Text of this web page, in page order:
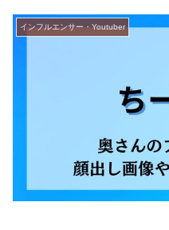
インフルエンサー・Youtuber